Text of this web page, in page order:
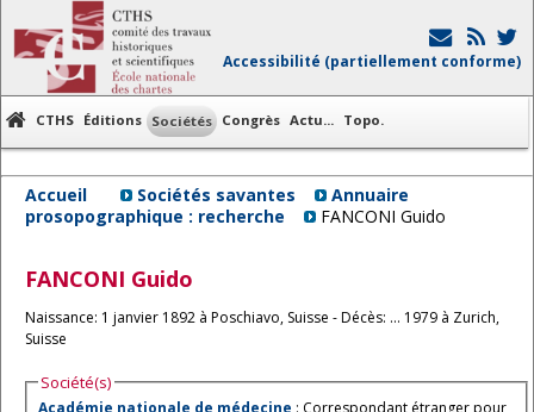
Accessibilité (partiellement conforme)
CTHS Éditions Sociétés Congrès Actu... Topo.
Accueil Sociétés savantes
Annuaire
prosopographique : recherche
FANCONI Guido
FANCONI Guido
Naissance: 1 janvier 1892 à Poschiavo, Suisse - Décès: … 1979 à Zurich,
Suisse
Société(s)